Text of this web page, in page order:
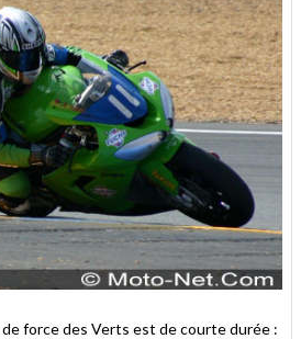
force des Verts est de courte durée :